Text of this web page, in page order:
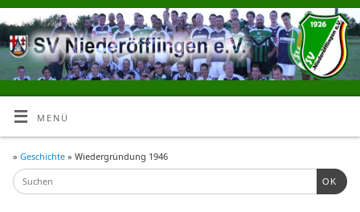
MENÜ
»Geschichte» Wiedergründung 1946
OK